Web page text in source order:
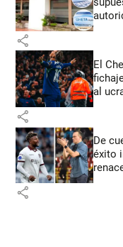
share
El
al
share
De
éxito
share